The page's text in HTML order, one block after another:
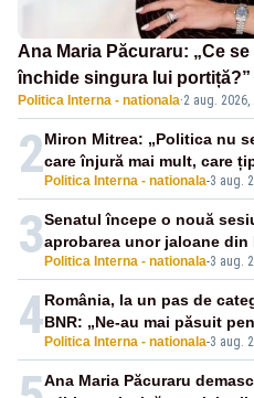
Ana Maria Păcuraru: „Ce
închide singura lui portiță?”
Politica Interna - nationala·2 aug. 2026,
2 Politica Interna - nationala-3 aug.
Miron Mitrea: „Politica nu
care înjură mai mult, care
3 Politica Interna - nationala-3 aug.
Senatul începe o nouă
aprobarea unor jaloane din
4 Politica Interna - nationala-3 aug.
România, la un pas de
BNR: „Ne-au mai păsuit
Ana Maria Păcuraru